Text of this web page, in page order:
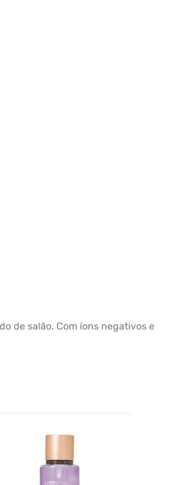
de salão. Com íons negativos e